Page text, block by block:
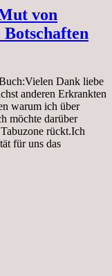
von
Dank liebe
anderen Erkrankten
warum ich über
möchte darüber
rückt.Ich
für uns das